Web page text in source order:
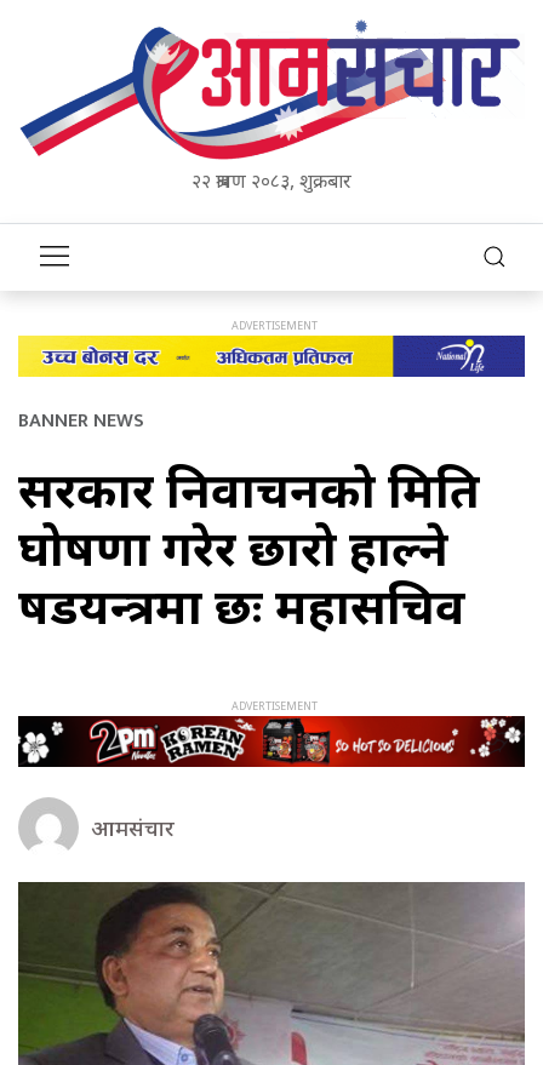
२२ श्रावण २०८३, शुक्रबार
BANNER NEWS
सरकार निर्वाचनको मिति
घोषणा गरेर छारो हाल्ने
षडयन्त्रमा छः महासचिव
आमसंचार